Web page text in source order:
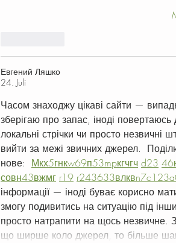
Евгений Ляшко
24. Juli
Часом знаходжу цікаві сайти —
зберігаю про запас, іноді
локальні стрічки чи просто незвичні
вийти за межі звичних джерел.
нове: Мкх5гнкw69п53mpкгчгч d23 46
совн43вжмг r19 r243633влквn7c123
інформації — іноді буває корисно
змогу подивитись на ситуацію під
просто натрапити на щось незвичне.
що ширше коло джерел, то більше